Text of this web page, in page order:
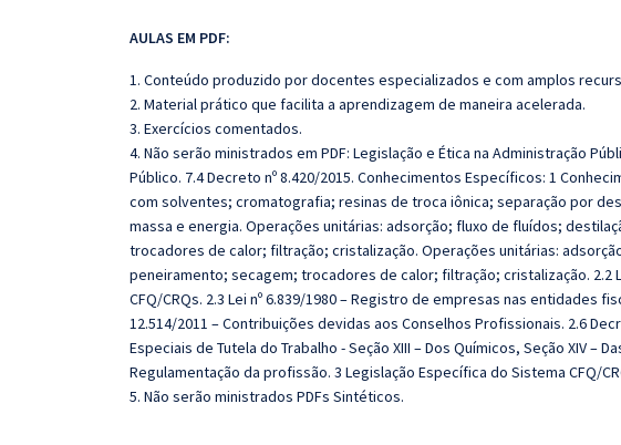
AULAS EM PDF:
1. Conteúdo produzido por docentes especializados e com amplos
2. Material prático que facilita a aprendizagem de maneira acelerada.
3. Exercícios comentados.
4. Não serão ministrados em PDF: Legislação e Ética na Administração
Público. 7.4 Decreto nº 8.420/2015. Conhecimentos Específicos: 1
com solventes; cromatografia; resinas de troca iônica; separação por
massa e energia. Operações unitárias: adsorção; fluxo de fluídos;
trocadores de calor; filtração; cristalização. Operações unitárias:
peneiramento; secagem; trocadores de calor; filtração; cristalização. 2.2
CFQ/CRQs. 2.3 Lei nº 6.839/1980 – Registro de empresas nas entidades
12.514/2011 – Contribuições devidas aos Conselhos Profissionais. 2.6
Especiais de Tutela do Trabalho - Seção XIII – Dos Químicos, Seção XIV –
Regulamentação da profissão. 3 Legislação Específica do Sistema CFQ/
5. Não serão ministrados PDFs Sintéticos.